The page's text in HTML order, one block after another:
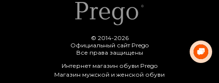
© 2014-2026
Официальный сайт Prego
Все права защищены
Интернет магазин обуви Prego
Магазин мужской и женской обуви